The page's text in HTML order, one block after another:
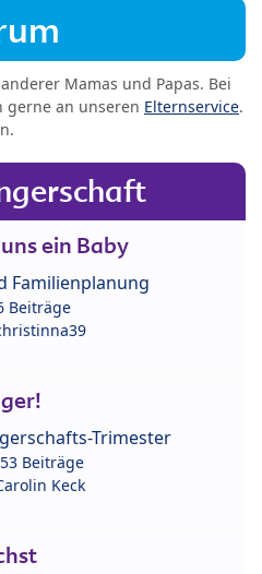
Mamas und Papas. Bei
gerne an unseren Elternservice.
ein Baby
Familienplanung
Beiträge
Trimester
Beiträge
Keck